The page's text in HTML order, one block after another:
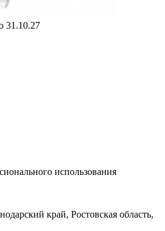
31.10.27
использования
край, Ростовская область,